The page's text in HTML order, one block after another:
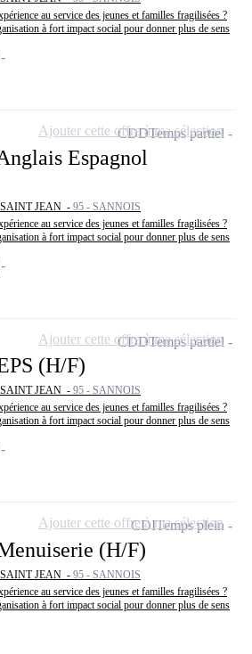
au service des jeunes et familles fragilisées ?
à fort impact social pour donner plus de sens
Espagnol
SAINT JEAN - 95 - SANNOIS
au service des jeunes et familles fragilisées ?
à fort impact social pour donner plus de sens
CDDTemps partiel
Ajouter cette offre à ma sélection
(H/F)
SAINT JEAN - 95 - SANNOIS
au service des jeunes et familles fragilisées ?
à fort impact social pour donner plus de sens
CDDTemps partiel
Ajouter cette offre à ma sélection
(H/F)
SAINT JEAN - 95 - SANNOIS
au service des jeunes et familles fragilisées ?
à fort impact social pour donner plus de sens
CDITemps plein
Ajouter cette offre à ma sélection